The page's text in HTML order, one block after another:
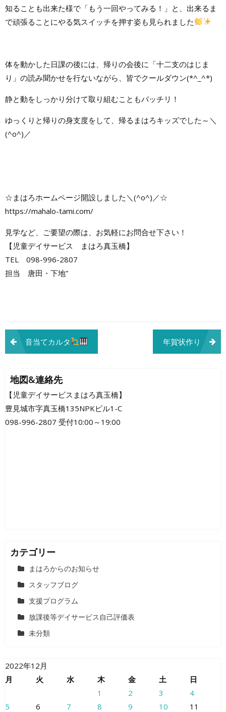
知ることも出来た様で「もう一回やってみる！」と、出来るま
で頑張ることにやる気スイッチを押す姿も見られました
体を動かした日課の後には、帰りの会後に「十二支のはじま
り」の読み聞かせを行ないながら、皆でクールダウン(*^_^*)
静と動をしっかり分けて取り組むこともバッチリ！
ゆっくりと帰りの身支度をして、帰るまはろキッズでした～＼
(^o^)／
☆まはろホームページ開設しました＼(^o^)／☆
https://mahalo-tami.com/
見学など、ご要望の際は、お気軽にお問合せ下さい！
【児童デイサービス まはろ真玉橋】
TEL 098-996-2807
担当 唐田・下地”
投
稿
ナ
ビ
ゲ
音当てカルタ 年賀状作り
地図&連絡先
【児童デイサービスまはろ真玉橋】
豊見城市字真玉橋135NPKビル1-C
098-996-2807 受付10:00～19:00
カテゴリー
まはろからのお知らせ
スタッフブログ
支援プログラム
放課後等デイサービス自己評価表
未分類
2022年12月
月
火 水 木 金 土
日
1
2 3
4
5
6 7 8 9 10 11